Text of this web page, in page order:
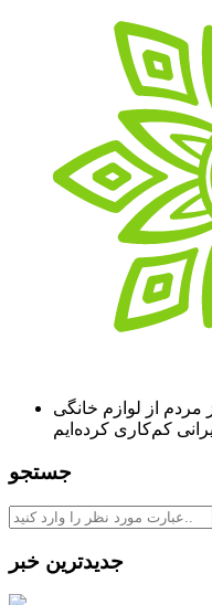
مردم از لوازم خانگی
کم‌کاری کرده‌ایم
جستجو
جدیدترین خبر